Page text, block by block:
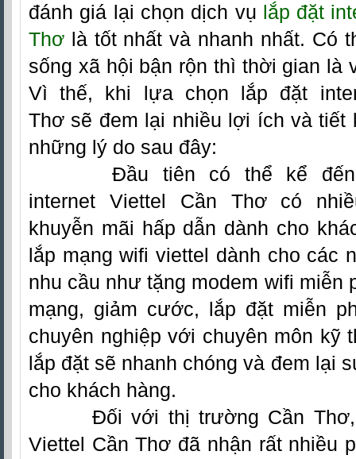
đánh giá lại chọn dịch vụ lắp đặt
Thơ là tốt nhất và nhanh nhất. Có
sống xã hội bận rộn thì thời gian là
Vì thế, khi lựa chọn
lắp đặt
Thơ sẽ đem lại nhiều lợi ích và tiết
những lý do sau đây:
Đầu tiên có thể kể đến
internet Viettel Cần Thơcó
khuyễn mãi hấp dẫn dành cho
lắp mạng wifi viettel dành cho các
nhu cầu như tặng modem wifi miễn
mạng, giảm cước, lắp đặt miễn
chuyên nghiệp với chuyên môn kỹ
lắp đặt sẽ nhanh chóng và đem lại
cho khách hàng.
Đối với thị trường Cần Thơ,
Viettel Cần Thơ đã nhận rất nhiều